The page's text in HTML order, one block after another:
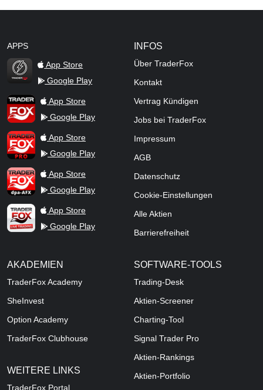
APPS
TraderFox Flash
App Store
Google Play
TraderFox AppApp Store
Google Play
TraderFox ProApp Store
Google Play
TraderFox dpa-AFX ProFeed
App Store
Google Play
TraderFox Live Trading
App Store
Google Play
INFOS
Über TraderFox
Kontakt
Vertrag Kündigen
Jobs bei TraderFox
Impressum
AGB
Datenschutz
Cookie-Einstellungen
Alle Aktien
Barrierefreiheit
AKADEMIEN
TraderFox Academy
SheInvest
Option Academy
TraderFox Clubhouse
WEITERE LINKS
TraderFox Portal
SOFTWARE-TOOLS
Trading-Desk
Aktien-Screener
Charting-Tool
Signal Trader Pro
Aktien-Rankings
Aktien-Portfolio